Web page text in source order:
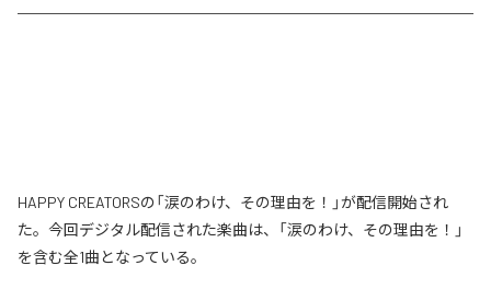
HAPPY CREATORSの「涙のわけ、その理由を！」が配信開始され
た。今回デジタル配信された楽曲は、「涙のわけ、その理由を！」
を含む全1曲となっている。